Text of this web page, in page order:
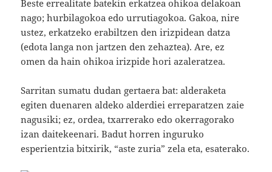
Beste errealitate batekin erkatzea ohikoa delakoan
nago; hurbilagokoa edo urrutiagokoa. Gakoa, nire
ustez, erkatzeko erabiltzen den irizpidean datza
(edota langa non jartzen den zehaztea). Are, ez
omen da hain ohikoa irizpide hori azaleratzea.
Sarritan sumatu dudan gertaera bat: alderaketa
egiten duenaren aldeko alderdiei erreparatzen zaie
nagusiki; ez, ordea, txarrerako edo okerragorako
izan daitekeenari. Badut horren inguruko
esperientzia bitxirik, “aste zuria” zela eta, esaterako.